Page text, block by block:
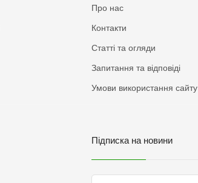
Про нас
Контакти
Статті та огляди
Запитання та відповіді
Умови використання сайту
Підписка на новини